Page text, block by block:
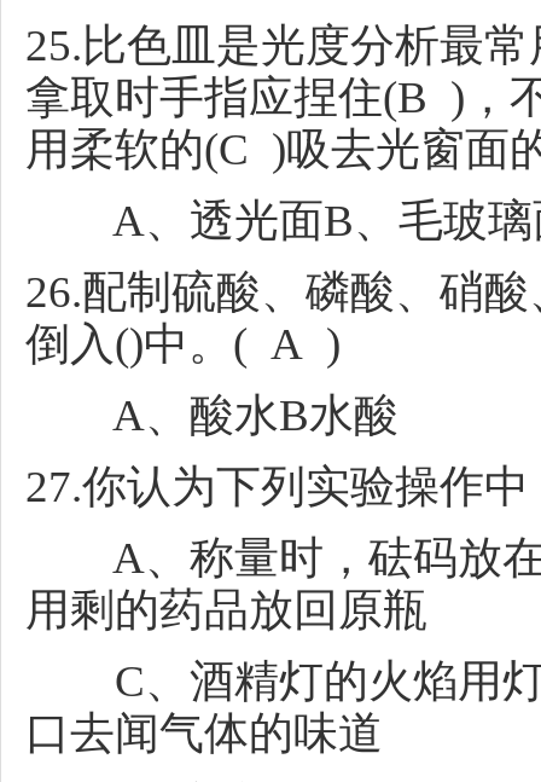
25.比色皿是光度分析最
拿取时手指应捏住(B )，
用柔软的(C )吸去光窗面
A、透光面B、毛玻璃
26.配制硫酸、磷酸、硝
倒入()中。( A )
A、酸水B水酸
27.你认为下列实验操作
A、称量时，砝码放在
用剩的药品放回原瓶
C、酒精灯的火焰用灯
口去闻气体的味道